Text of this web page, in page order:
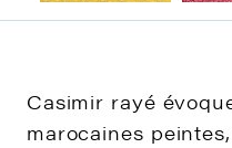
Casimir rayé
marocaines